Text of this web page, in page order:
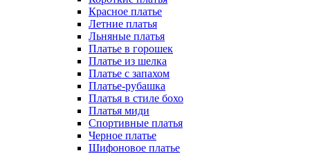
Красное платье
Летние платья
Льняные платья
Платье в горошек
Платье из шелка
Платье с запахом
Платье-рубашка
Платья в стиле бохо
Платья миди
Спортивные платья
Черное платье
Шифоновое платье